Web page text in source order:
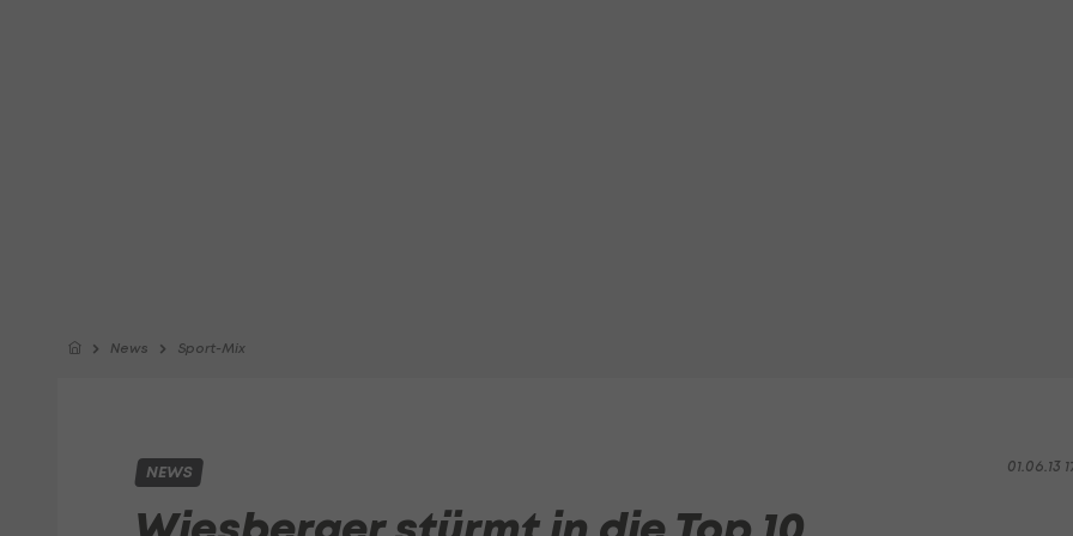
News Sport-Mix
01.06.13
NEWS